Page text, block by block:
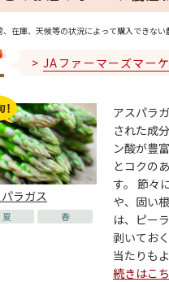
在庫、天候等の状況によって購入できない
JAファーマーズマー
ラガス
夏 春
アスパラ
された成
ン酸が豊
とコクの
す。 節々
や、固い
は、ピー
剥いてお
当たりも
続きはこ